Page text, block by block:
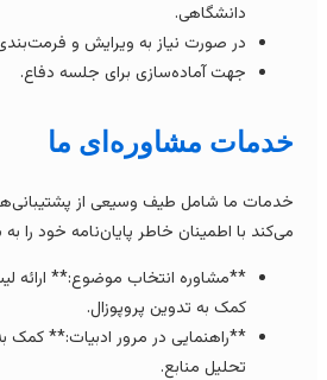
دانشگاهی.
در صورت نیاز به ویرایش و فرمت‌بندی
جهت آماده‌سازی برای جلسه دفاع.
مشاوره‌ای ما
ما شامل طیف وسیعی از پشتیبانی‌ها
با اطمینان خاطر پایان‌نامه خود را به
**مشاوره انتخاب موضوع:** ارائه لیست
کمک به تدوین پروپوزال.
**راهنمایی در مرور ادبیات:** کمک به
تحلیل منابع.